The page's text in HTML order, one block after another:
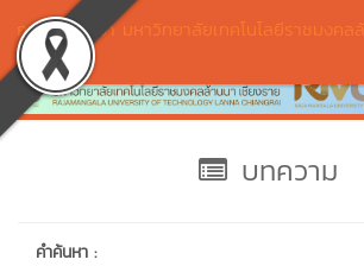
กองการศึกษา มหาวิทยาลัยเทคโนโลยีราชมงคล
เชียงราย
บทความ
คำค้นหา :